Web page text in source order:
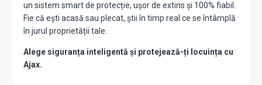
un sistem smart de protecție, ușor de extins și 100% fiabil.
Fie că ești acasă sau plecat, știi în timp real ce se întâmplă
în jurul proprietății tale.
Alege siguranța inteligentă și protejează-ți locuința cu
Ajax.